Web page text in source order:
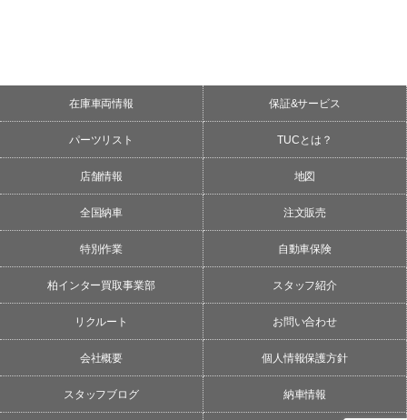
在庫車両情報 保証&サービス
パーツリスト TUCとは？
店舗情報 地図
全国納車 注文販売
特別作業 自動車保険
柏インター買取事業部 スタッフ紹介
リクルート お問い合わせ
会社概要 個人情報保護方針
スタッフブログ 納車情報